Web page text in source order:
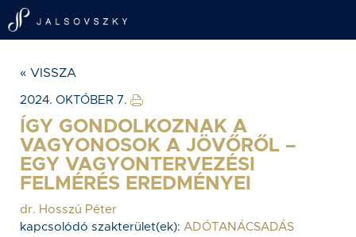
« VISSZA
2024. OKTÓBER 7.
ÍGY GONDOLKOZNAK A
VAGYONOSOK A JÖVŐRŐL –
EGY VAGYONTERVEZÉSI
FELMÉRÉS EREDMÉNYEI
dr. Hosszú Péter
kapcsolódó szakterület(ek): ADÓTANÁCSADÁS